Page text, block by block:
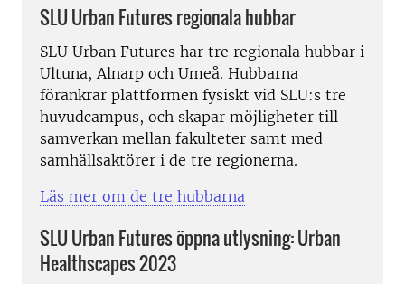
SLU Urban Futures regionala hubbar
SLU Urban Futures har tre regionala hubbar i
Ultuna, Alnarp och Umeå. Hubbarna
förankrar plattformen fysiskt vid SLU:s tre
huvudcampus, och skapar möjligheter till
samverkan mellan fakulteter samt med
samhällsaktörer i de tre regionerna.
Läs mer om de tre hubbarna
SLU Urban Futures öppna utlysning: Urban
Healthscapes 2023